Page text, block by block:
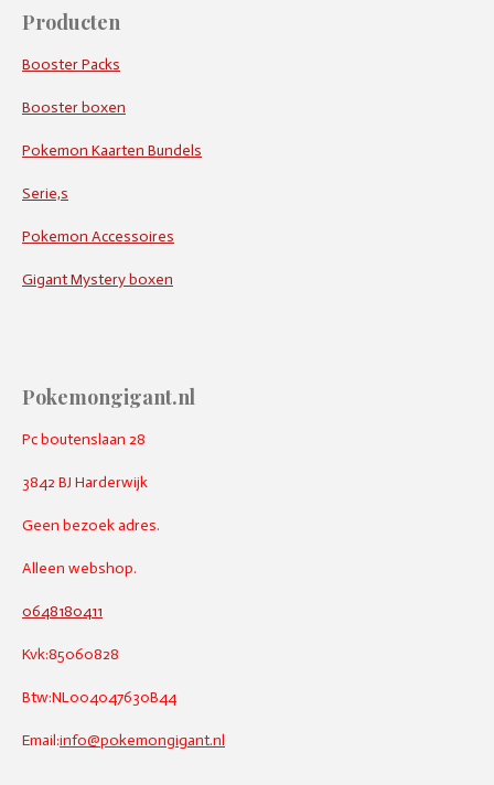
Producten
Booster Packs
Booster boxen
Pokemon Kaarten Bundels
Serie,s
Pokemon Accessoires
Gigant Mystery boxen
Pokemongigant.nl
Pc boutenslaan 28
3842 BJ Harderwijk
Geen bezoek adres.
Alleen webshop.
0648180411
Kvk:85060828
Btw:NL004047630B44
Email:info@pokemongigant.nl